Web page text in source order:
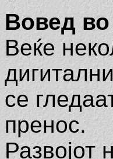
Вовед во
Веќе
се
пренос.
Развојот